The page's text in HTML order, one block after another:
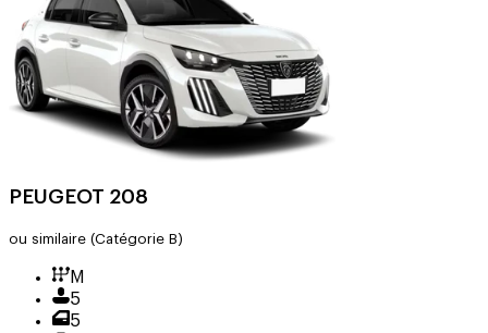
PEUGEOT 208
ou similaire (Catégorie B)
M
5
5